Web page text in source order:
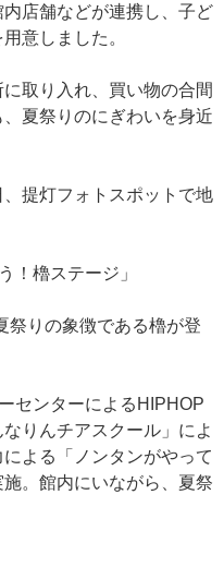
店舗などが連携し、子ど
意しました。
取り入れ、買い物の合間
夏祭りのにぎわいを身近
、提灯フォトスポットで地
！櫓ステージ」
祭りの象徴である櫓が登
センターによるHIPHOP
りんチアスクール」によ
よる「ノンタンがやって
。館内にいながら、夏祭